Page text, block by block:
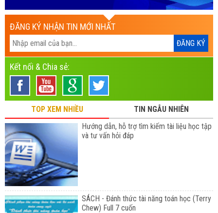
ĐĂNG KÝ NHẬN TIN MỚI NHẤT
Kết nối & Chia sẻ:
TOP XEM NHIỀU
TIN NGẪU NHIÊN
Hướng dẫn, hỗ trợ tìm kiếm tài liệu học tập
và tư vấn hỏi đáp
SÁCH - Đánh thức tài năng toán học (Terry
Chew) Full 7 cuốn